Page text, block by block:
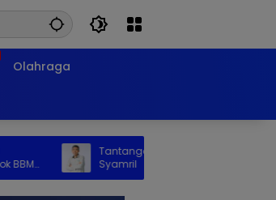
Olahraga
Tantangan Dunia Pendidikan, Oleh:
Syamril